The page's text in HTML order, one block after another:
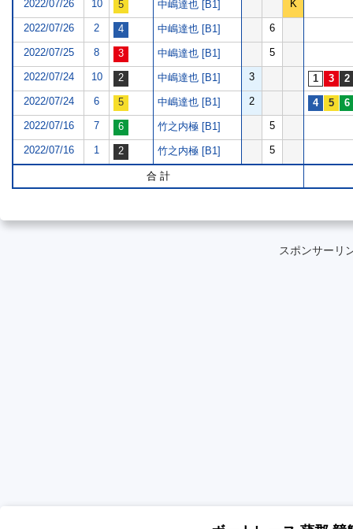
2022/07/26 10 中嶋達也 [B1] K
2022/07/26 2 中嶋達也 [B1] 6
2022/07/25 8 中嶋達也 [B1] 5
2022/07/24 10 中嶋達也 [B1] 3
2022/07/24 6 中嶋達也 [B1] 2
2022/07/16 7 竹之内極 [B1] 5
2022/07/16 1 竹之内極 [B1] 5
合 計
スポンサーリ